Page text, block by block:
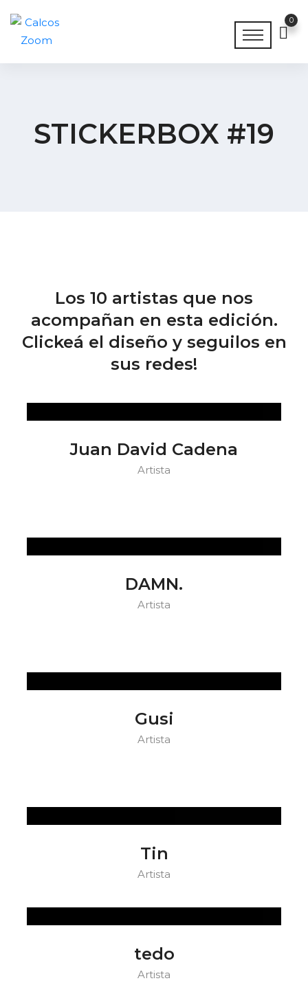
0
STICKERBOX #19
Los 10 artistas que nos
acompañan en esta edición.
Clickeá el diseño y seguilos en
sus redes!
Juan David Cadena
Artista
DAMN.
Artista
Gusi
Artista
Tin
Artista
tedo
Artista